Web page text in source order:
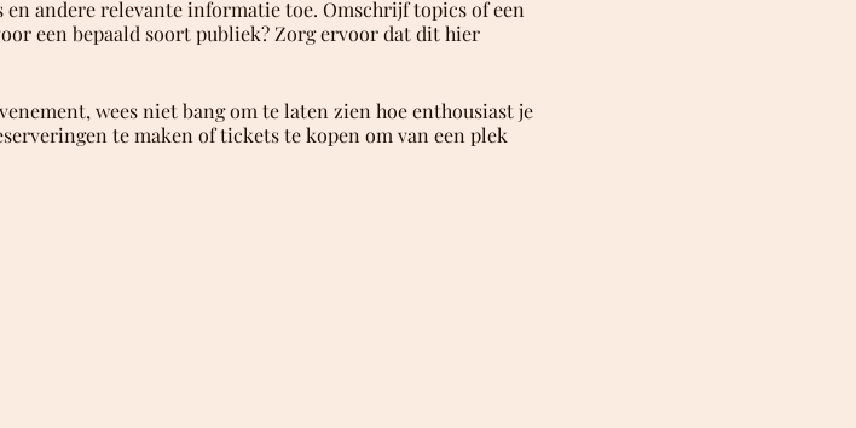
en andere relevante informatie toe. Omschrijf topics of een
een bepaald soort publiek? Zorg ervoor dat dit hier
wees niet bang om te laten zien hoe enthousiast je
te maken of tickets te kopen om van een plek